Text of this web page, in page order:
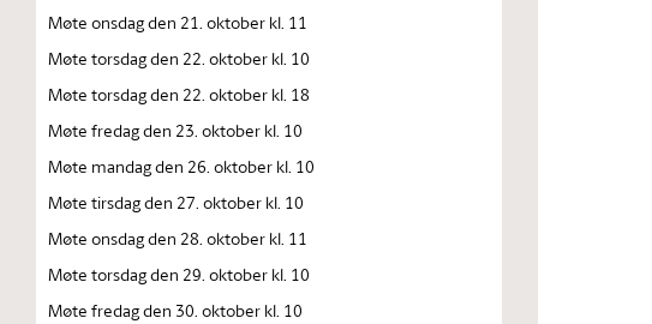
Møte onsdag den 21. oktober kl. 11
Møte torsdag den 22. oktober kl. 10
Møte torsdag den 22. oktober kl. 18
Møte fredag den 23. oktober kl. 10
Møte mandag den 26. oktober kl. 10
Møte tirsdag den 27. oktober kl. 10
Møte onsdag den 28. oktober kl. 11
Møte torsdag den 29. oktober kl. 10
Møte fredag den 30. oktober kl. 10